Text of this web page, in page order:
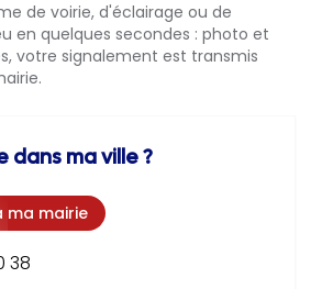
de voirie, d'éclairage ou de
en quelques secondes : photo et
votre signalement est transmis
dans ma ville ?
ma mairie
38